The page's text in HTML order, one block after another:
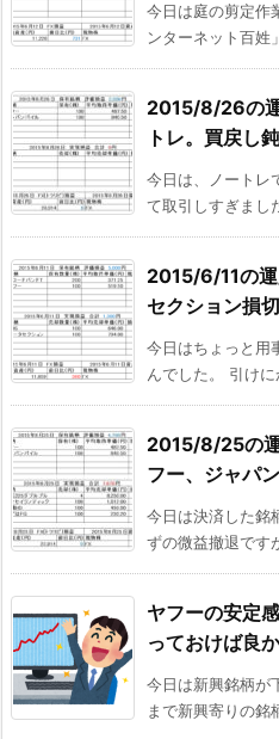
今日は庭の剪定作
ンターネット百姓
2015/8/26の
トレ。買戻し
今日は、ノートレ
て取引しすぎまし
2015/6/11の
セクション損
今日はちょっと用
んでした。 引け
2015/8/25の
フー、ジャパ
今日は決済した銘
ずの微益撤退です
ヤフーの安定
っておけば良か
今日は新興銘柄が
まで新興寄りの銘